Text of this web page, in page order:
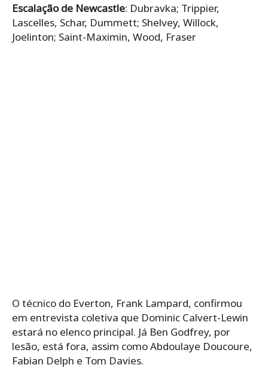
Escalaçãode Newcastle: Dubravka; Trippier,
Lascelles, Schar, Dummett; Shelvey, Willock,
Joelinton; Saint-Maximin, Wood, Fraser
O técnico do Everton, Frank Lampard, confirmou
em entrevista coletiva que Dominic Calvert-Lewin
estará no elenco principal. Já Ben Godfrey, por
lesão, está fora, assim como Abdoulaye Doucoure,
Fabian Delph e Tom Davies.